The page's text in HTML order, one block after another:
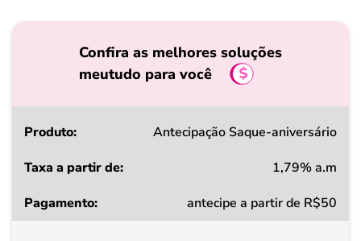
Confira as melhores soluções
meutudo para você
Produto
a
Antecipação Saque-aniversário
1,79% a.m
antecipe a partir de R$50